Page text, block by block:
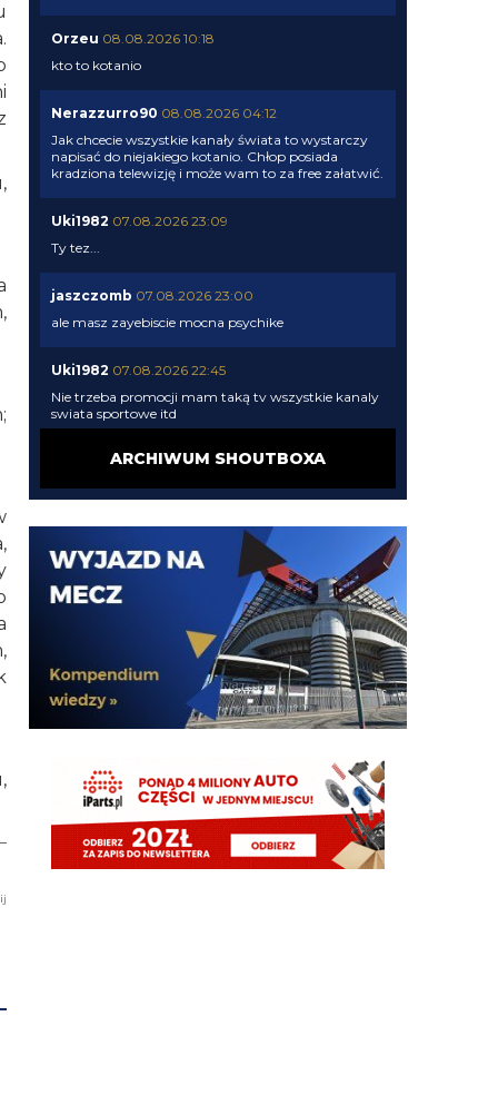
Orzeu 08.08.2026 10:18
kto to kotanio
Nerazzurro90 08.08.2026 04:12
Jak chcecie wszystkie kanały świata to wystarczy
napisać do niejakiego kotanio. Chłop posiada
kradziona telewizję i może wam to za free załatwić.
Uki1982 07.08.2026 23:09
Ty tez...
jaszczomb 07.08.2026 23:00
ale masz zayebiscie mocna psychike
Uki1982 07.08.2026 22:45
Nie trzeba promocji mam taką tv wszystkie kanaly
swiata sportowe itd
G3nesis 07.08.2026 20:47
Bierzmy go, nic lepszego nie znajdziemy
Nie chcą go ponownie wypożyczyć, tylko sprzedaż
definitywna wchodzi w grę
07.08.2026 20:47
Cancelo wrócił do Al Hilal
Nerazzurro90
07.08.2026 19:42
Botmon publicznie czci zmarlego bandyte
G3nesis 07.08.2026 19:15
Jak tam Adriano, co słychać
G3nesis 07.08.2026 19:15
ARCHIWUM SHOUTBOXA